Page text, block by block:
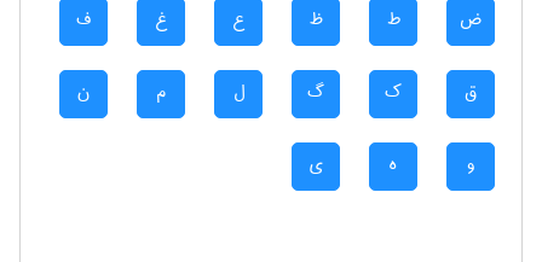
ض ط ظ ع غ ف
ق ک گ ل م ن
و ه ی